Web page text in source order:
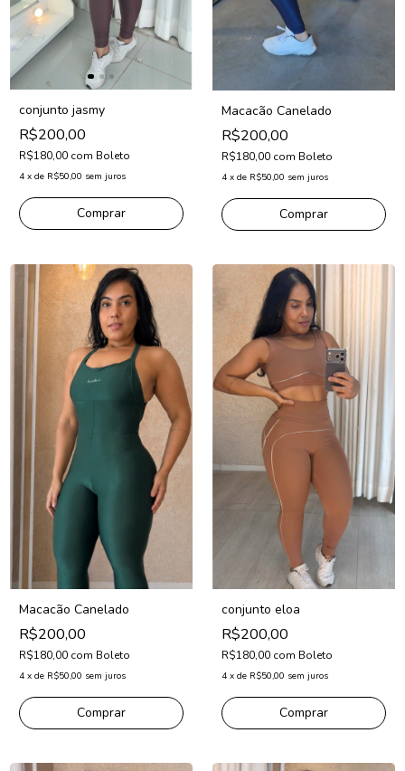
conjunto jasmy
R$200,00
R$180,00 com Boleto
4 x de R$50,00 sem juros
Comprar
Macacão Canelado
R$200,00
R$180,00 com Boleto
4 x de R$50,00 sem juros
Comprar
Macacão Canelado
R$200,00
R$180,00 com Boleto
4 x de R$50,00 sem juros
Comprar
conjunto eloa
R$200,00
R$180,00 com Boleto
4 x de R$50,00 sem juros
Comprar